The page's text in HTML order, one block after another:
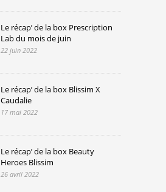
Le récap’ de la box Prescription
Lab du mois de juin
22 juin 2022
Le récap’ de la box Blissim X
Caudalie
17 mai 2022
Le récap’ de la box Beauty
Heroes Blissim
26 avril 2022